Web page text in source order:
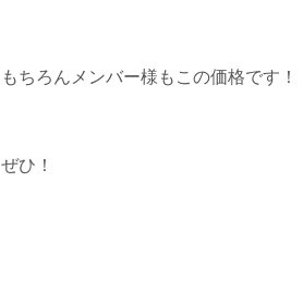
もちろんメンバー様もこの価格です！
ぜひ！